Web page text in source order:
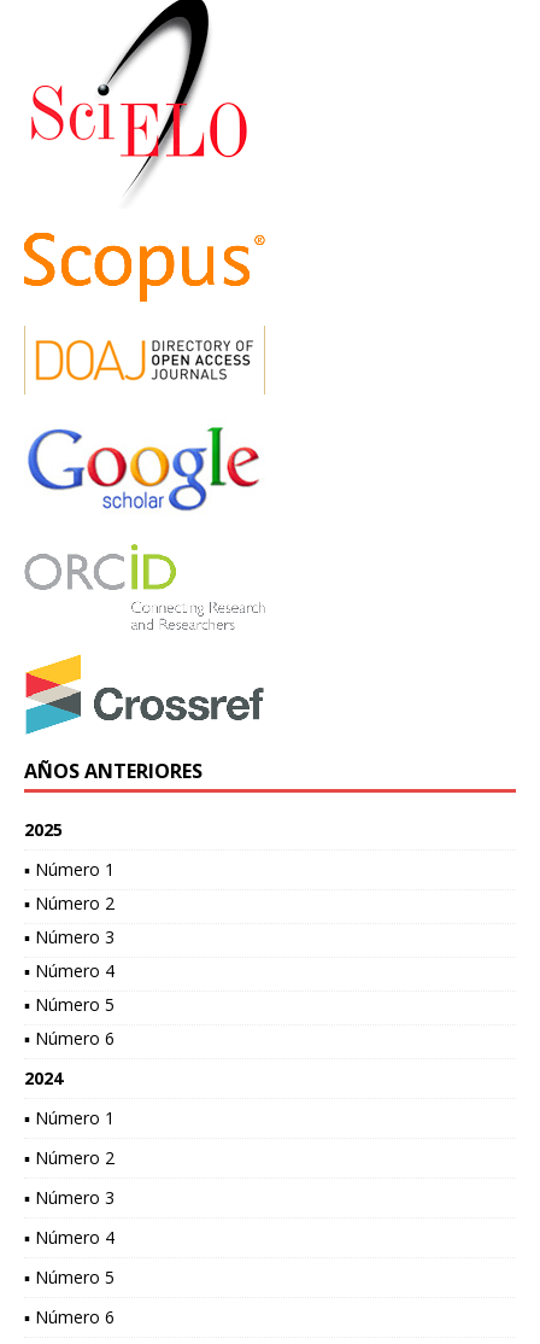
AÑOS ANTERIORES
2025
▪ Número 1
▪ Número 2
▪ Número 3
▪ Número 4
▪ Número 5
▪ Número 6
2024
▪ Número 1
▪ Número 2
▪ Número 3
▪ Número 4
▪ Número 5
▪ Número 6